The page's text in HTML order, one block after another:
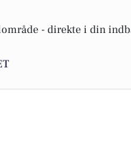
- direkte i din